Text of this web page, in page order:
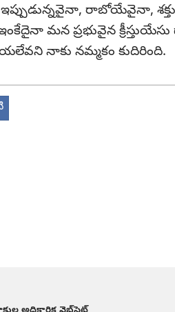
రాబోయేవైనా,
మన ప్రభువైన
నాకు నమ్మకం కుదిరింది.